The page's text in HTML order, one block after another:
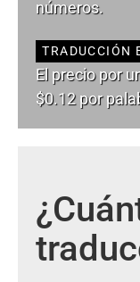
números.
TRADUCCIÓN
El precio por
$0.12 por